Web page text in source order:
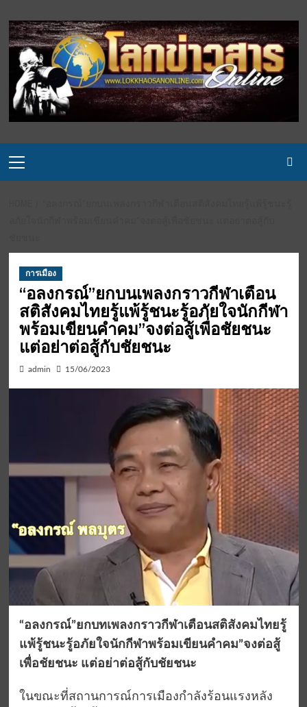
to
content
Menu
การเมือง
“อลงกรณ์”ยกบนเพลงกราวกีฬาเตือน
สติสังคมไทยรู้แพ้รู้ชนะรู้อภัยใจนักกีฬา
พร้อมเขียนคำคม”จงต่อสู้เพื่อชัยชนะ
แต่อย่าต่อสู้กับชัยชนะ
admin 15/06/2023
“อลงกรณ์”ยกบทเพลงกราวกีฬาเตือนสติสังคมไทยรู้
แพ้รู้ชนะรู้อภัยใจนักกีฬาพร้อมเขียนคำคม”จงต่อสู้
เพื่อชัยชนะ แต่อย่าต่อสู้กับชัยชนะ
ในขณะที่สถานการณ์การเมืองกำลังร้อนแรงหลัง